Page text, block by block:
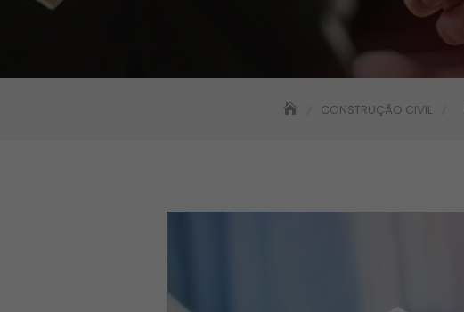
CONSTRUÇÃO CIVIL